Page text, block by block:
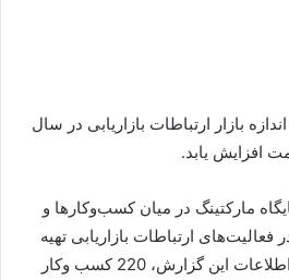
بازار ارتباطات بازاریابی در سال
مارکتینگ در میان کسب‌وکارها و
فعالیت‌های ارتباطات بازاریابی تهیه
شده است. برای جمع‌آوری اطلاعات این گزارش، 220 کسب وکار